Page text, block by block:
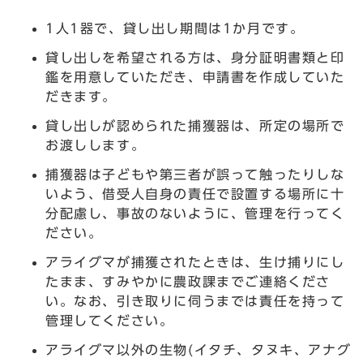
1人1器で、貸し出し期間は1か月です。
貸し出しを希望される方は、身分証明書類と印
鑑を用意していただき、申請書を作成していた
だきます。
貸し出しが認められた捕獲器は、所定の場所で
お渡しします。
捕獲器は子どもや第三者が誤って触ったりしな
いよう、借受人自身の責任で設置する場所に十
分配慮し、事故のないように、管理を行ってく
ださい。
アライグマが捕獲されたときは、生け捕りにし
たまま、すみやかに農政課までご連絡くださ
い。なお、引き取りに伺うまでは責任を持って
管理してください。
アライグマ以外の生物(イタチ、タヌキ、アナグ